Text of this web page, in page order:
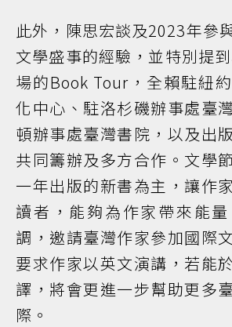
此外，陳思宏談及2023年參
文學盛事的經驗，並特別提
場的Book Tour，全賴駐紐
化中心、駐洛杉磯辦事處臺
頓辦事處臺灣書院，以及出
共同籌辦及多方合作。文學
一年出版的新書為主，讓作
讀者，能夠為作家帶來能
調，邀請臺灣作家參加國際
要求作家以英文演講，若能
譯，將會更進一步幫助更多
際。